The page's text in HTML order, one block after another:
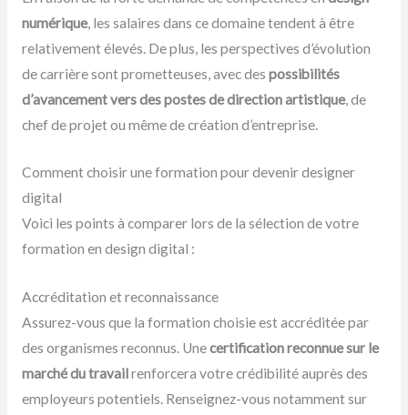
numérique, les salaires dans ce domaine tendent à être
relativement élevés. De plus, les perspectives d’évolution
de carrière sont prometteuses, avec des possibilités
d’avancement vers des postes de direction artistique, de
chef de projet ou même de création d’entreprise.
Comment choisir une formation pour devenir designer
digital
Voici les points à comparer lors de la sélection de votre
formation en design digital :
Accréditation et reconnaissance
Assurez-vous que la formation choisie est accréditée par
des organismes reconnus. Unecertification reconnue sur le
marché du travailrenforcera votre crédibilité auprès des
employeurs potentiels. Renseignez-vous notamment sur